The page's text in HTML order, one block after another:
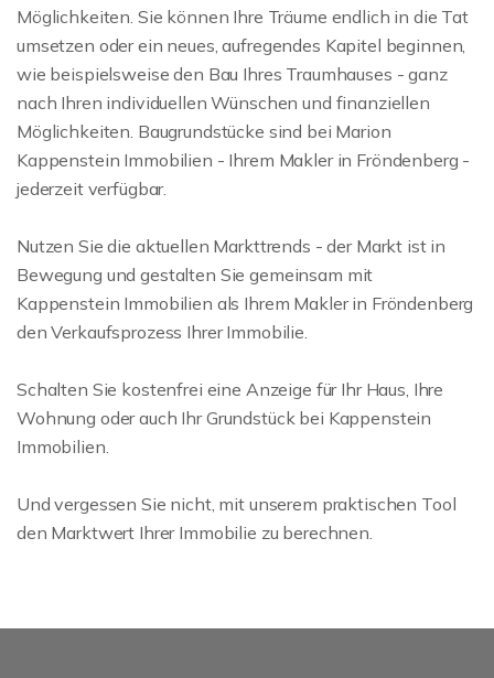
Möglichkeiten. Sie können Ihre Träume endlich in die Tat
umsetzen oder ein neues, aufregendes Kapitel beginnen,
wie beispielsweise den Bau Ihres Traumhauses - ganz
nach Ihren individuellen Wünschen und finanziellen
Möglichkeiten. Baugrundstücke sind bei Marion
Kappenstein Immobilien - Ihrem Makler in Fröndenberg -
jederzeit verfügbar.
Nutzen Sie die aktuellen Markttrends - der Markt ist in
Bewegung und gestalten Sie gemeinsam mit
Kappenstein Immobilien als Ihrem Makler in Fröndenberg
den Verkaufsprozess Ihrer Immobilie.
Schalten Sie kostenfrei eine Anzeige für Ihr Haus, Ihre
Wohnung oder auch Ihr Grundstück bei Kappenstein
Immobilien.
Und vergessen Sie nicht, mit unserem praktischen Tool
den Marktwert Ihrer Immobilie zu berechnen.